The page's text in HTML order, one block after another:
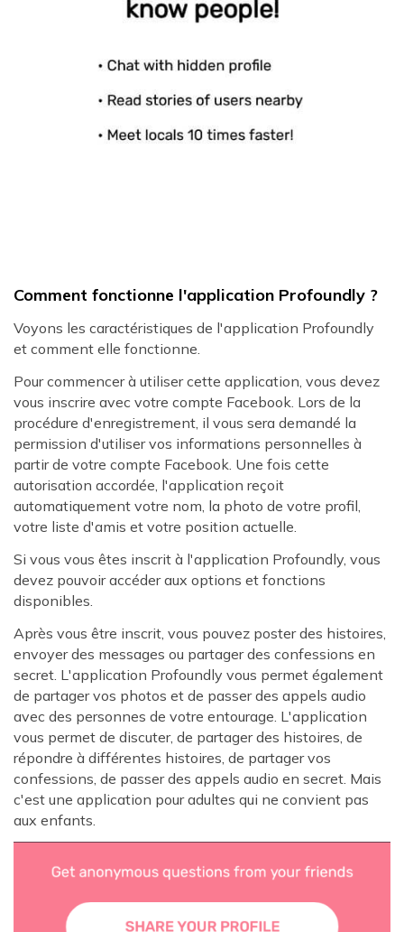
Comment fonctionne l'application Profoundly ?
Voyons les caractéristiques de l'application Profoundly
et comment elle fonctionne.
Pour commencer à utiliser cette application, vous devez
vous inscrire avec votre compte Facebook. Lors de la
procédure d'enregistrement, il vous sera demandé la
permission d'utiliser vos informations personnelles à
partir de votre compte Facebook. Une fois cette
autorisation accordée, l'application reçoit
automatiquement votre nom, la photo de votre profil,
votre liste d'amis et votre position actuelle.
Si vous vous êtes inscrit à l'application Profoundly, vous
devez pouvoir accéder aux options et fonctions
disponibles.
Après vous être inscrit, vous pouvez poster des histoires,
envoyer des messages ou partager des confessions en
secret. L'application Profoundly vous permet également
de partager vos photos et de passer des appels audio
avec des personnes de votre entourage. L'application
vous permet de discuter, de partager des histoires, de
répondre à différentes histoires, de partager vos
confessions, de passer des appels audio en secret. Mais
c'est une application pour adultes qui ne convient pas
aux enfants.